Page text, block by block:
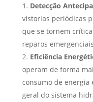
Detecção
vistorias periódicas
que se tornem
reparos
Eficiência
operam de forma
consumo de energia
geral do sistema